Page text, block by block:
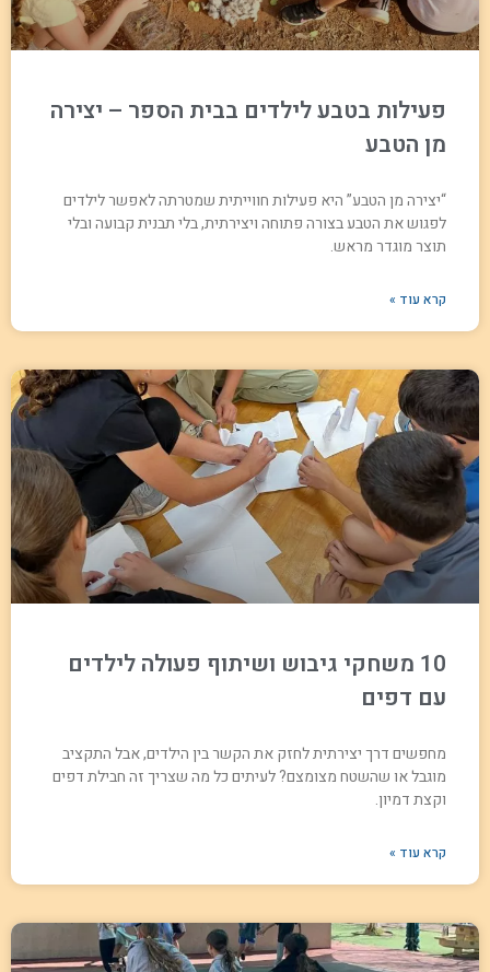
פעילות בטבע לילדים בבית הספר – יצירה
מן הטבע
“יצירה מן הטבע” היא פעילות חווייתית שמטרתה לאפשר לילדים
לפגוש את הטבע בצורה פתוחה ויצירתית, בלי תבנית קבועה ובלי
תוצר מוגדר מראש.
קרא עוד »
10 משחקי גיבוש ושיתוף פעולה לילדים
עם דפים
מחפשים דרך יצירתית לחזק את הקשר בין הילדים, אבל התקציב
מוגבל או שהשטח מצומצם? לעיתים כל מה שצריך זה חבילת דפים
וקצת דמיון.
קרא עוד »